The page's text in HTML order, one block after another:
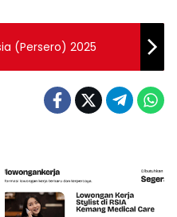
(Persero) 2025